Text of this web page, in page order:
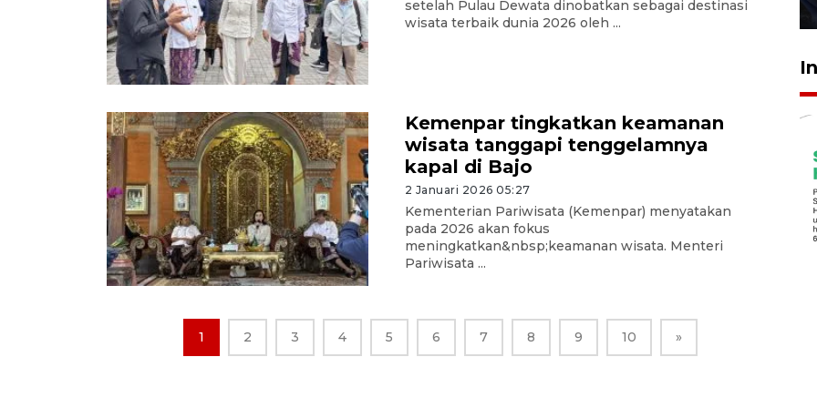
setelah Pulau Dewata dinobatkan sebagai destinasi
wisata terbaik dunia 2026 oleh ...
Kemenpar tingkatkan keamanan
wisata tanggapi tenggelamnya
kapal di Bajo
2 Januari 2026 05:27
Kementerian Pariwisata (Kemenpar) menyatakan
pada 2026 akan fokus
meningkatkan&nbsp;keamanan wisata. Menteri
Pariwisata ...
1 2 3 4 5 6 7 8 9 10 »
27 Juli 2026 22:32